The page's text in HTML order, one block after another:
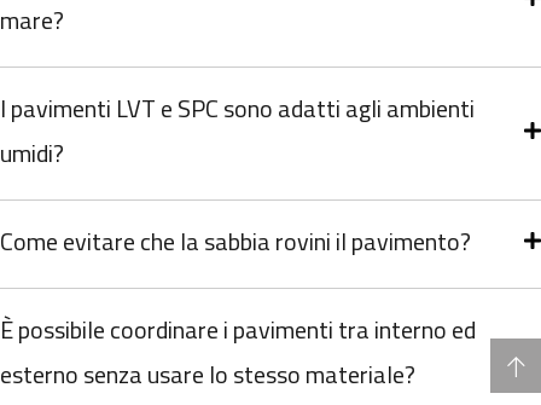
mare?
I pavimenti LVT e SPC sono adatti agli ambienti
umidi?
Come evitare che la sabbia rovini il pavimento?
È possibile coordinare i pavimenti tra interno ed
esterno senza usare lo stesso materiale?